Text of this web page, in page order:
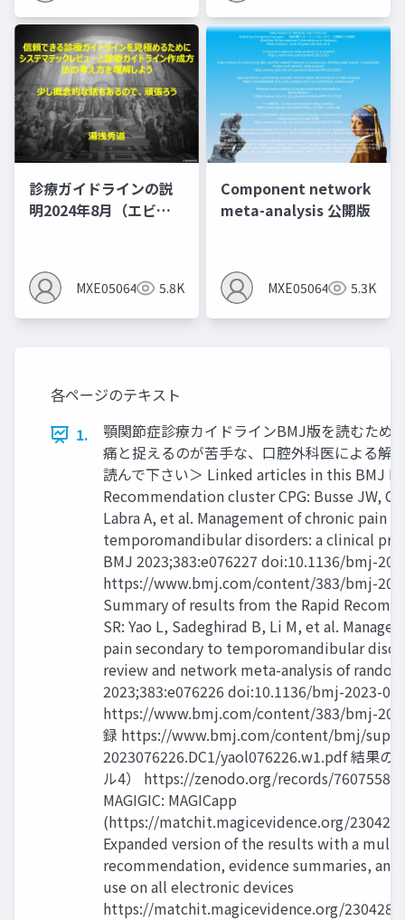
診療ガイドラインの説
明2024年8月（エビデ
とMindsの間違いあ
り）
MXE05064 5.8K
Component network
meta-analysis 公開版
MXE05064 5.3K
各ページのテキスト
1.
顎関節症診療カイドラインBMJ版を読むため
痛と捉えるのが苦手な、口腔外科医による解
読んで下さい＞ Linked articles in this BMJ
Recommendation cluster CPG: Busse JW,
Labra A, et al. Management of chronic pain
temporomandibular disorders: a clinical
BMJ 2023;383:e076227 doi:10.1136/bmj-
https://www.bmj.com/content/383/bmj-
Summary of results from the Rapid
SR: Yao L, Sadeghirad B, Li M, et al.
pain secondary to temporomandibular
review and network meta-analysis of
2023;383:e076226 doi:10.1136/bmj-2023-
https://www.bmj.com/content/383/bmj-
録 https://www.bmj.com/content/bmj/
2023076226.DC1/yaol076226.w1.pdf 結果の
ル4） https://zenodo.org/records/
MAGIGIC: MAGICapp
(https://matchit.magicevidence.org/
Expanded version of the results with a
recommendation, evidence summaries,
use on all electronic devices
https://matchit.magicevidence.org/